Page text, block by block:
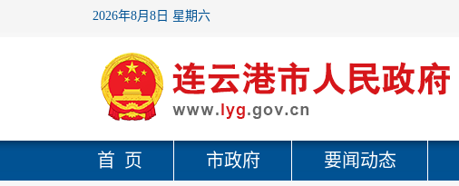
2026年8月8日 星期六
首 页 市政府 要闻动态